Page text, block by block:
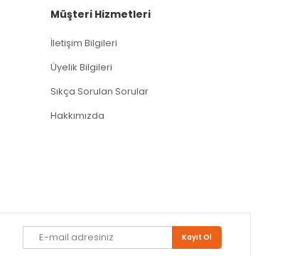
Müşteri Hizmetleri
İletişim Bilgileri
Üyelik Bilgileri
Sıkça Sorulan Sorular
Hakkımızda
Kayıt Ol